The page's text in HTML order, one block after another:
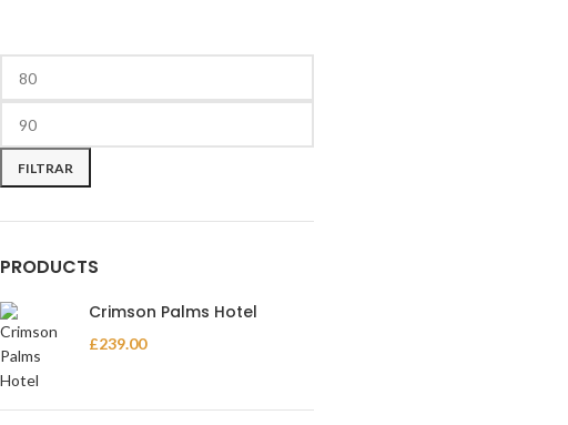
FILTRAR
PRODUCTS
Crimson Palms Hotel
£239.00